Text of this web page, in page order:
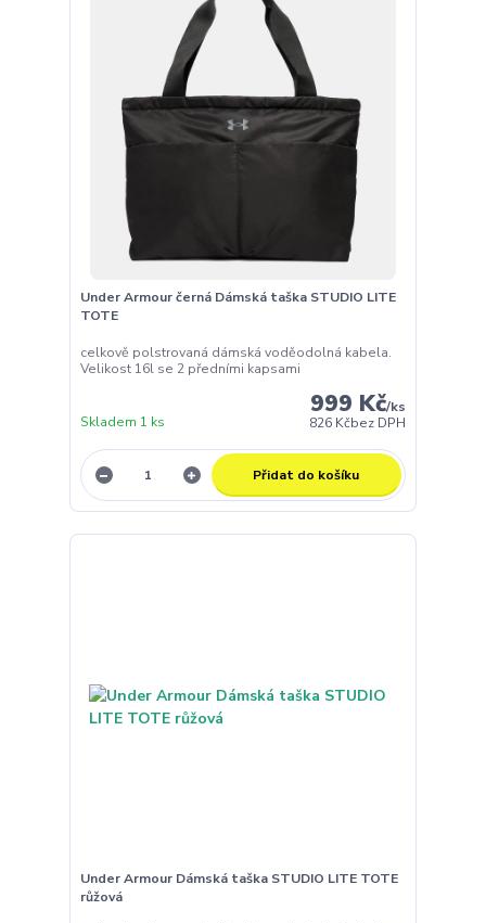
Under Armour černá Dámská taška STUDIO LITE
TOTE
celkově polstrovaná dámská voděodolná kabela.
Velikost 16l se 2 předními kapsami
999 Kč/ks
826 Kčbez DPH
Skladem 1 ks
Přidat do košíku
Under Armour Dámská taška STUDIO LITE TOTE
růžová